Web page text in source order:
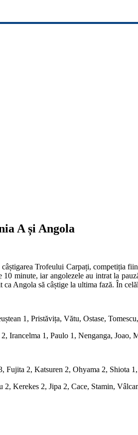
A și Angola
Trofeului Carpați, competiția
minute, iar angolezele au intrat la
Angola să câștige la ultima fază. În
1, Pristăvița, Vătu, Ostase,
Irancelma 1, Paulo 1, Nenganga,
2, Katsuren 2, Ohyama 2,
Kerekes 2, Jipa 2, Cace, Stamin,